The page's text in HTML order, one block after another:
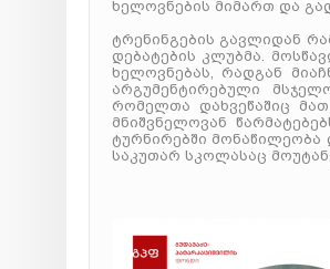
ხელოვნების მიმართ და
ტრენინგების გავლიდან
დებატების კლუბმა.
ხელოვნებას, რადგან
არგუმენტირებული
რომელთა დახვეწაშიც
მნიშვნელოვან
ტურნირებში
საკუთარ სკოლასაც